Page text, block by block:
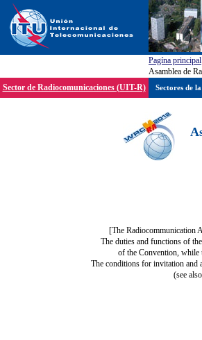
Pagína principal
Asamblea de
Sector de Radiocomunicaciones (UIT-R)
[The Radiocommunication
The duties and functions of
of the Convention, while
The conditions for invitation and
(see
Sectores de